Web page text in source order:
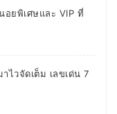
ยพิเศษและ VIP ที่
ไวจัดเต็ม เลขเด่น 7